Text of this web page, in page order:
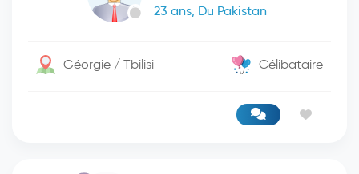
23 ans, Du Pakistan
Géorgie / Tbilisi Célibataire